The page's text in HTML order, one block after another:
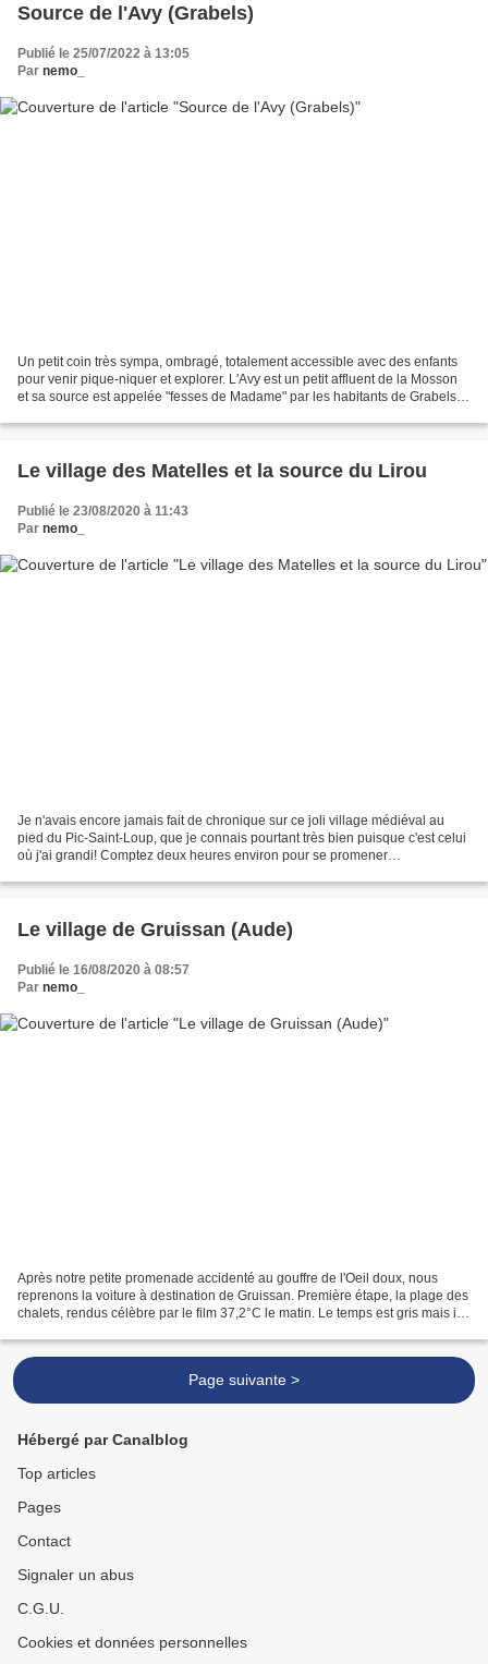
Source de l'Avy (Grabels)
Publié le 25/07/2022 à 13:05
Par nemo_
Un petit coin très sympa, ombragé, totalement accessible avec des enfants
pour venir pique-niquer et explorer. L'Avy est un petit affluent de la Mosson
et sa source est appelée "fesses de Madame" par les habitants de Grabels.
Le village des Matelles et la source du Lirou
Publié le 23/08/2020 à 11:43
Par nemo_
Je n'avais encore jamais fait de chronique sur ce joli village médiéval au
pied du Pic-Saint-Loup, que je connais pourtant très bien puisque c'est celui
où j'ai grandi! Comptez deux heures environ pour se promener
Le village de Gruissan (Aude)
Publié le 16/08/2020 à 08:57
Par nemo_
Après notre petite promenade accidenté au gouffre de l'Oeil doux, nous
reprenons la voiture à destination de Gruissan. Première étape, la plage des
chalets, rendus célèbre par le film 37,2°C le matin. Le temps est gris mais il y
Page suivante >
Hébergé par Canalblog
Top articles
Pages
Contact
Signaler un abus
C.G.U.
Cookies et données personnelles